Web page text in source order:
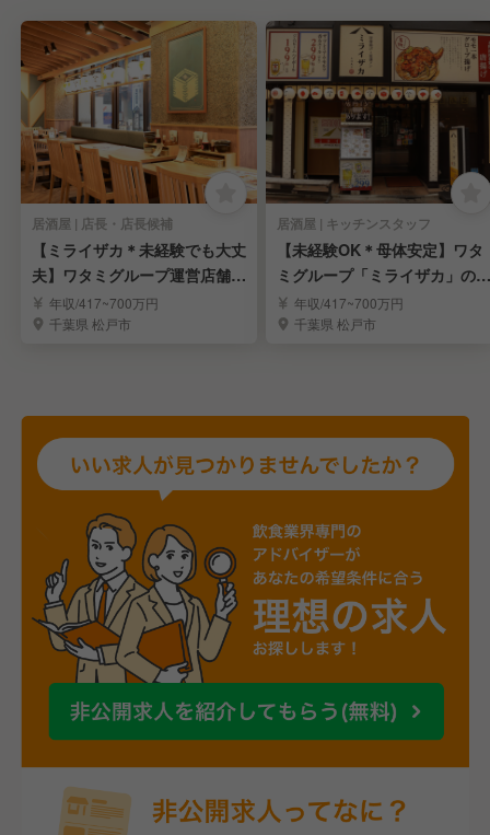
居酒屋 | 店長・店長候補
【ミライザカ＊未経験でも大丈
夫】ワタミグループ運営店舗の
店舗スタッフを募集
年収/417~700万円
千葉県 松戸市
居酒屋 | キッチンスタッフ
【未経験OK＊母体安定】ワタ
ミグループ「ミライザカ」の店
舗スタッフを募集
年収/417~700万円
千葉県 松戸市